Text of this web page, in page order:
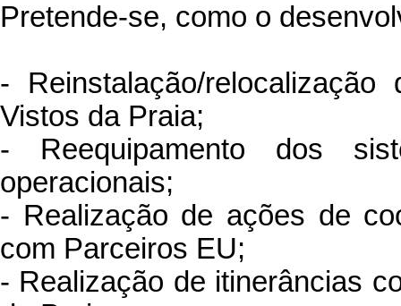
Pretende-se, como o
- Reinstalação/
Vistos da Praia;
- Reequipamento dos
operacionais;
- Realização de ações de
com Parceiros EU;
- Realização de itinerâncias